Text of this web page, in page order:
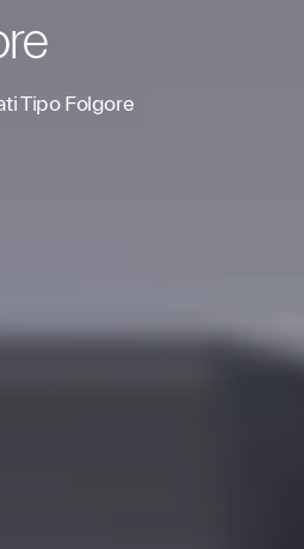
Tipo Folgore